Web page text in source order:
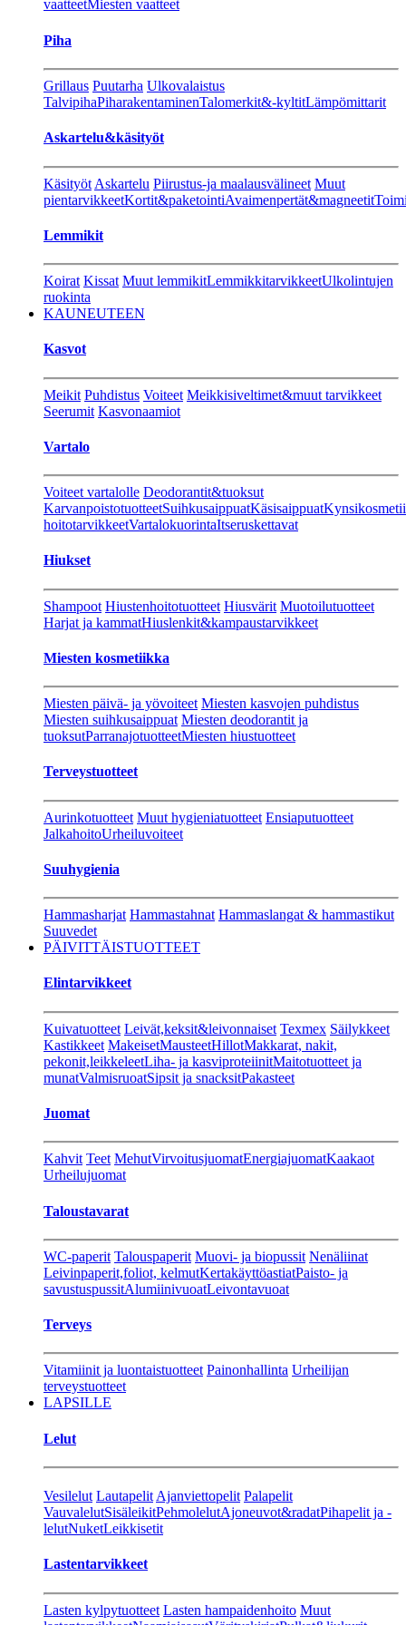
vaatteetMiesten vaatteet
Piha
Grillaus Puutarha Ulkovalaistus
TalvipihaPiharakentaminenTalomerkit&-kyltitLämpömittarit
Askartelu&käsityöt
Käsityöt Askartelu Piirustus-ja maalausvälineet Muut
pientarvikkeetKortit&paketointiAvaimenpertät&magneetit
Lemmikit
Koirat Kissat Muut lemmikitLemmikkitarvikkeetUlkolintujen
ruokinta
KAUNEUTEEN
Kasvot
Meikit Puhdistus Voiteet Meikkisiveltimet&muut tarvikkeet
Seerumit Kasvonaamiot
Vartalo
Voiteet vartalolle Deodorantit&tuoksut
KarvanpoistotuotteetSuihkusaippuatKäsisaippuat
hoitotarvikkeetVartalokuorintaItseruskettavat
Hiukset
Shampoot Hiustenhoitotuotteet Hiusvärit Muotoilutuotteet
Harjat ja kammatHiuslenkit&kampaustarvikkeet
Miesten kosmetiikka
Miesten päivä- ja yövoiteet Miesten kasvojen puhdistus
Miesten suihkusaippuat Miesten deodorantit ja
tuoksutParranajotuotteetMiesten hiustuotteet
Terveystuotteet
Aurinkotuotteet Muut hygieniatuotteet Ensiaputuotteet
JalkahoitoUrheiluvoiteet
Suuhygienia
Hammasharjat Hammastahnat Hammaslangat & hammastikut
Suuvedet
PÄIVITTÄISTUOTTEET
Elintarvikkeet
Kuivatuotteet Leivät,keksit&leivonnaiset Texmex Säilykkeet
Kastikkeet MakeisetMausteetHillotMakkarat, nakit,
pekonit,leikkeleetLiha- ja kasviproteiinitMaitotuotteet ja
munatValmisruoatSipsit ja snacksitPakasteet
Juomat
Kahvit Teet MehutVirvoitusjuomatEnergiajuomatKaakaot
Urheilujuomat
Taloustavarat
WC-paperit Talouspaperit Muovi- ja biopussit Nenäliinat
Leivinpaperit,foliot, kelmutKertakäyttöastiatPaisto- ja
savustuspussitAlumiinivuoatLeivontavuoat
Terveys
Vitamiinit ja luontaistuotteet Painonhallinta Urheilijan
terveystuotteet
LAPSILLE
Lelut
Vesilelut Lautapelit Ajanviettopelit Palapelit
VauvalelutSisäleikitPehmolelutAjoneuvot&radatPihapelit ja -
lelutNuketLeikkisetit
Lastentarvikkeet
Lasten kylpytuotteet Lasten hampaidenhoito Muut